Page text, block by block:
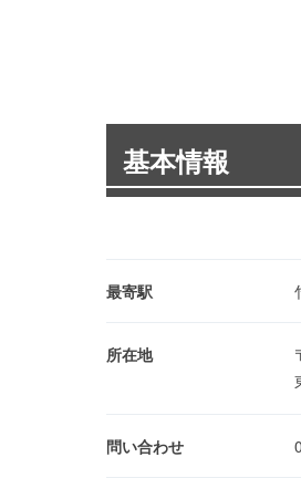
基本情報
最寄駅
所在地
問い合わせ